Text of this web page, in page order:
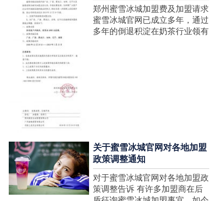
郑州蜜雪冰城加盟费及加盟请求
蜜雪冰城官网已成立多年，通过
多年的倒退积淀在奶茶行业领有
关于蜜雪冰城官网对各地加盟
政策调整通知
对于蜜雪冰城官网对各地加盟政
策调整告诉 有许多加盟商在后